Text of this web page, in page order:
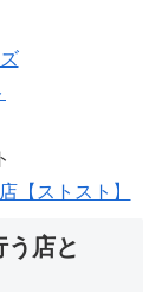
【ストスト】
店と